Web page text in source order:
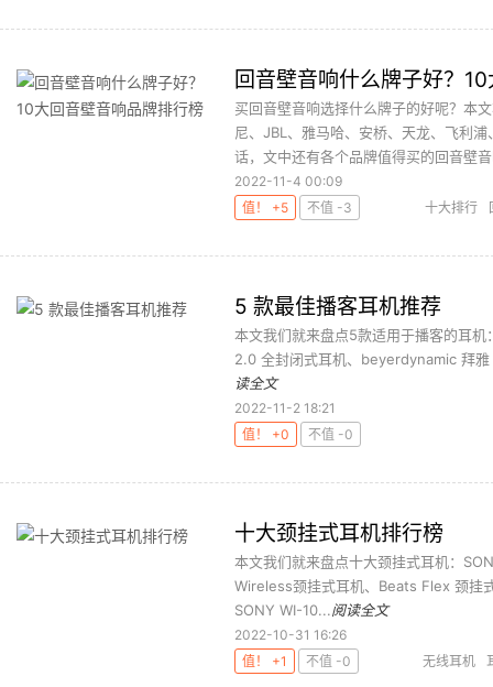
回音壁音响什么牌子好？
买回音壁音响选择什么牌子的好呢？本
尼、JBL、雅马哈、安桥、天龙、飞利
话，文中还有各个品牌值得买的回音壁
2022-11-4 00:09
值！ +5
不值 -3 十大排行
5 款最佳播客耳机推荐
本文我们就来盘点5款适用于播客的耳
2.0 全封闭式耳机、beyerdynamic 拜
读全文
2022-11-2 18:21
值！ +0
不值 -0
十大颈挂式耳机排行榜
本文我们就来盘点十大颈挂式耳机：
Wireless颈挂式耳机、Beats Flex 颈挂
SONY WI-10...阅读全文
2022-10-31 16:26
值！ +1
不值 -0 无线耳机